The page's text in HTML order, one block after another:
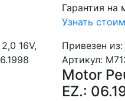
Гарантия на
Узнать
Привезен
Артикул:
Motor
EZ.: